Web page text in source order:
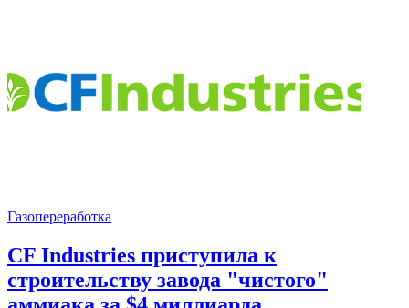
Газопереработка
CF Industries приступила к
строительству завода "чистого"